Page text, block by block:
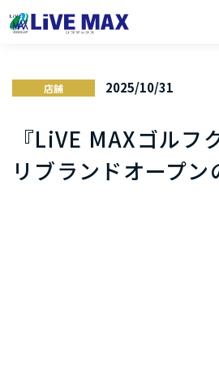
店舗 2025/10/31
『LiVE MAXゴルフ
リブランドオープン